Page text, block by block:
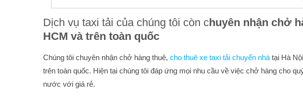
Dịch vụ taxi tải của chúng tôi còn chuyên nhận chở
HCM và trên toàn quốc
Chúng tôi chuyên nhận chở hàng thuê, cho thuê xe taxi tải chuyển nhà tại Hà
trên toàn quốc. Hiện tại chúng tôi đáp ứng mọi nhu cầu về việc chở hàng cho
nước với giá rẻ.